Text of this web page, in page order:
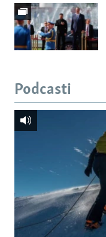
Podcasti